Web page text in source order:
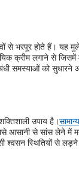
से भरपूर होते हैं। यह
क्रीम लगाने से जिसमें
समस्याओं को सुधारने
उपाय है।
आसानी से सांस लेने में
स्थितियों से